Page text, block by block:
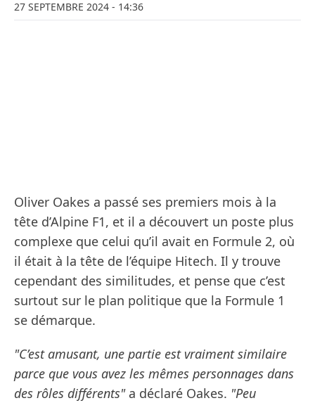
27 SEPTEMBRE 2024 - 14:36
Oliver Oakes a passé ses premiers mois à la
tête d’Alpine F1, et il a découvert un poste plus
complexe que celui qu’il avait en Formule 2, où
il était à la tête de l’équipe Hitech. Il y trouve
cependant des similitudes, et pense que c’est
surtout sur le plan politique que la Formule 1
se démarque.
"C’est amusant, une partie est vraiment similaire
parce que vous avez les mêmes personnages dans
des rôles différents"a déclaré Oakes. "Peu